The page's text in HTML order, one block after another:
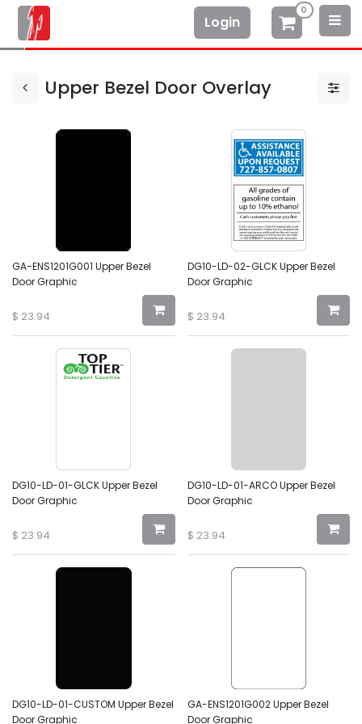
Login
0
Upper Bezel Door Overlay
GA-ENS1201G001 Upper Bezel
Door Graphic
$ 23.94
DG10-LD-02-GLCK Upper Bezel
Door Graphic
$ 23.94
DG10-LD-01-GLCK Upper Bezel
Door Graphic
$ 23.94
DG10-LD-01-ARCO Upper Bezel
Door Graphic
$ 23.94
DG10-LD-01-CUSTOM Upper Bezel
Door Graphic
GA-ENS1201G002 Upper Bezel
Door Graphic